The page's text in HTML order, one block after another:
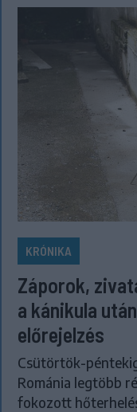
KRÓNIKA
Záporok,
a kánikula
előrejelzés
Csütörtök-
Románia legtöbb
fokozott